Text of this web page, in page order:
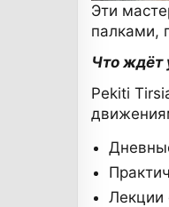
Эти
палками,
Что ждёт
Pekiti
Лекции